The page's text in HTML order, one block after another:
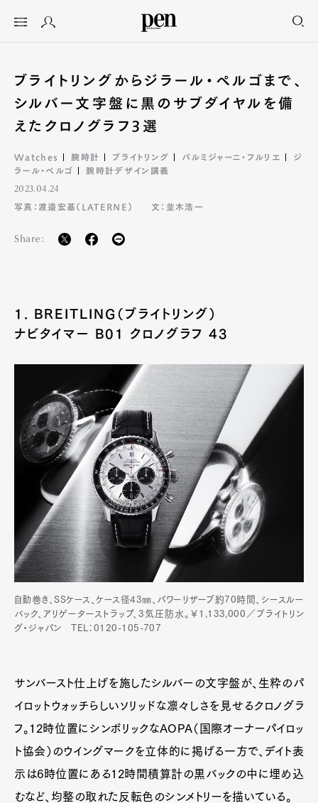
ブライトリングからジラール・ペルゴまで、
シルバー文字盤に黒のサブダイヤルを備
えたクロノグラフ3選
Watches 腕時計 ブライトリング パルミジャーニ・フルリエ
ジ
ラール・ペルゴ
腕時計デザイン講義
2023.04.24
写真：渡邉宏基（LATERNE）
文：並木浩一
Share:
1. BREITLING（ブライトリング）
ナビタイマー B01 クロノグラフ 43
自動巻き、SSケース、ケース径43㎜、パワーリザーブ約70時間、シースルー
バック、アリゲーターストラップ、3気圧防水。￥1,133,000／ブライトリン
グ・ジャパン TEL：0120-105-707
サンバースト仕上げを施したシルバーの文字盤が、生粋のパ
イロットウォッチらしいソリッドな凛々しさを見せるクロノグラ
フ。12時位置にシンボリックなAOPA（国際オーナーパイロッ
ト協会）のウイングマークを立体的に掲げる一方で、デイト表
示は6時位置にある12時間積算計の黒バックの中に埋め込
むなど、均整の取れた反転色のシンメトリーを描いている。